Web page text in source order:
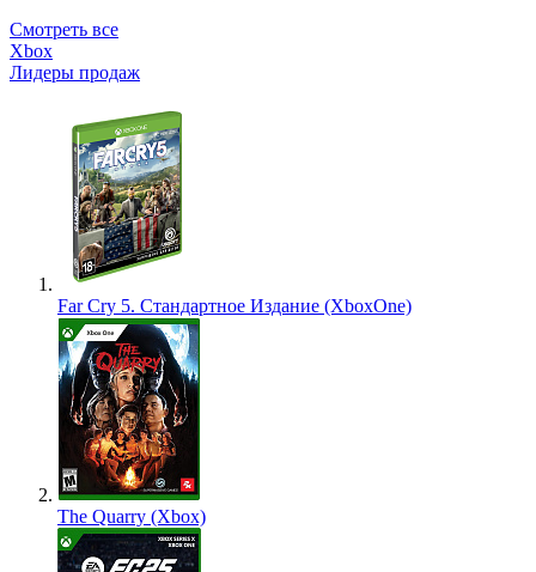
Смотреть все
Xbox
Лидеры продаж
Far Cry 5. Стандартное Издание (XboxOne)
The Quarry (Xbox)